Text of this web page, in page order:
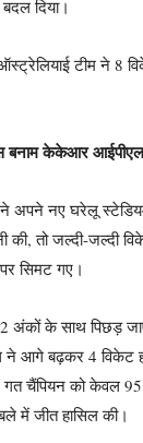
दिया।
टीम ने 8
बनाम केकेआर आईपीएल
अपने नए घरेलू
की, तो जल्दी-जल्दी
सिमट गए।
अंकों के साथ पिछड़
ने आगे बढ़कर 4 विकेट
चैंपियन को केवल 95
में जीत हासिल की।